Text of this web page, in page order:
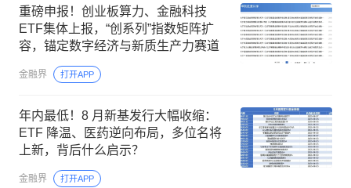
重磅申报！创业板算力、金融科技
ETF集体上报，“创系列”指数矩阵扩
容，锚定数字经济与新质生产力赛道
金融界 打开APP
年内最低！8 月新基发行大幅收缩：
ETF 降温、医药逆向布局，多位名将
上新，背后什么启示？
金融界 打开APP